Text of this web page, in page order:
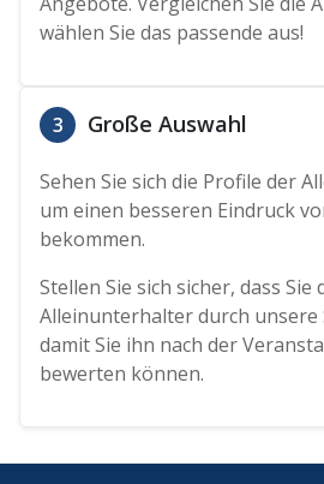
wählen Sie das passende aus!
3 Große Auswahl
Sehen Sie sich die Profile der
um einen besseren Eindruck
bekommen.
Stellen Sie sich sicher, dass Sie
Alleinunterhalter durch unsere
damit Sie ihn nach der
bewerten können.